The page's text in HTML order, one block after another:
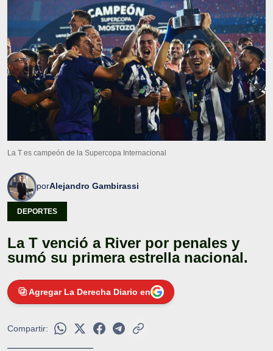
La T es campeón de la Supercopa Internacional
porAlejandro Gambirassi
DEPORTES
La T venció a River por penales y
sumó su primera estrella nacional.
Agregar La Derecha Diario en
Compartir: